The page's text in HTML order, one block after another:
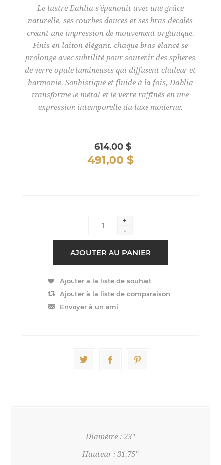
Le lustre Dahlia s'épanouit avec une grâce
naturelle, ses courbes douces et ses bras décalés
créant une impression de mouvement organique.
Finis en laiton élégant, chaque bras élancé se
prolonge avec subtilité pour soutenir des sphères
de verre opale lumineuses qui diffusent chaleur et
harmonie. Sophistiqué et fluide à la fois, Dahlia
transforme le métal et le verre raffinés en une
expression intemporelle du luxe moderne.
614,00 $
491,00 $
+
-
Diamètre : 23"
Hauteur : 31.75"